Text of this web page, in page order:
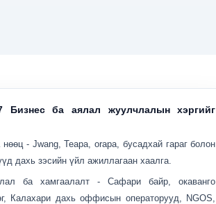
Бизнес ба аялал жуулчлалын хэргийг
нөөц- Jwang, Teapa, orapa, бусадхай гараг болон
дахь зэсийн үйл ажиллагаан хаалга.
ба хамгаалалт - Сафари байр, окаванго
Калахари дахь оффисын операторууд, NGOS,